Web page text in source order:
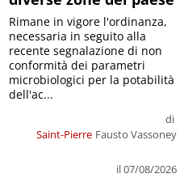
Saint-Pierre
di
Fausto Vassoney
il 07/08/2026
Rimane in vigore l'ordinanza,
necessaria in seguito alla
recente segnalazione di non
conformità dei parametri
microbiologici per la potabilità
dell'ac...